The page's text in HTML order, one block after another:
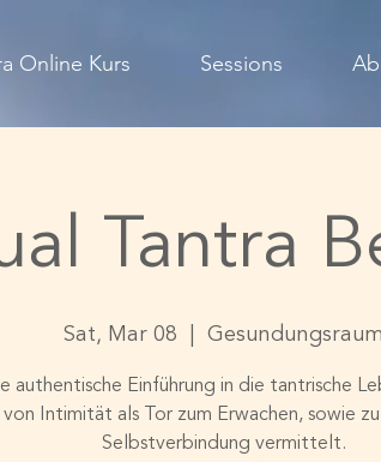
Online Kurs Sessions
Tantra
Sat, Mar 08 Gesundungsraum
authentische Einführung in die tantrische
von Intimität als Tor zum Erwachen, sowie
Selbstverbindung vermittelt.